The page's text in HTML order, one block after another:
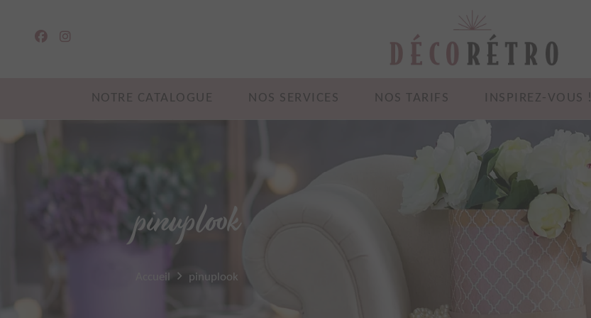
NOTRE CATALOGUE NOS SERVICES NOS TARIFS INSPIREZ-VOUS !
pinuplook
Accueil pinuplook